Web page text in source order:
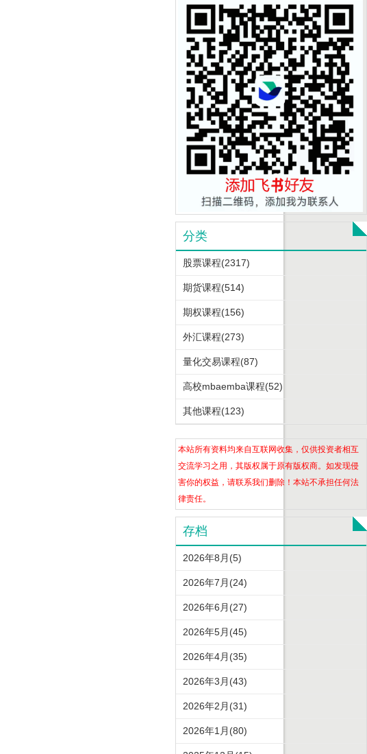
分类
股票课程(2317)
期货课程(514)
期权课程(156)
外汇课程(273)
量化交易课程(87)
高校mbaemba课程(52)
其他课程(123)
本站所有资料均来自互联网收集，仅供投资者相互
交流学习之用，其版权属于原有版权商。如发现侵
害你的权益，请联系我们删除！本站不承担任何法
律责任。
存档
2026年8月(5)
2026年7月(24)
2026年6月(27)
2026年5月(45)
2026年4月(35)
2026年3月(43)
2026年2月(31)
2026年1月(80)